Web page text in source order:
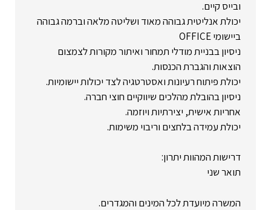
ובייס קיים.
יכולת אנליטית גבוהה מאוד ושליטה מלאה וברמה גבוהה
ביישומי OFFICE
ניסיון בבניית מודלי תמחור ואיתור מקורות לצמצום
הוצאות והגברת הכנסות.
יכולת פיתוח רעיונות ואסטרטגיה לצד יכולות יישומיות.
ניסיון בהובלת מהלכים שיווקיים חוצי חברה.
אחריות אישית, יצירתיות ויוזמה.
יכולת עמידה בלחצים וריבוי משימות.
דרישות המהוות יתרון:
תואר שני
המשרה מיועדת לכל המינים והמגדרים.